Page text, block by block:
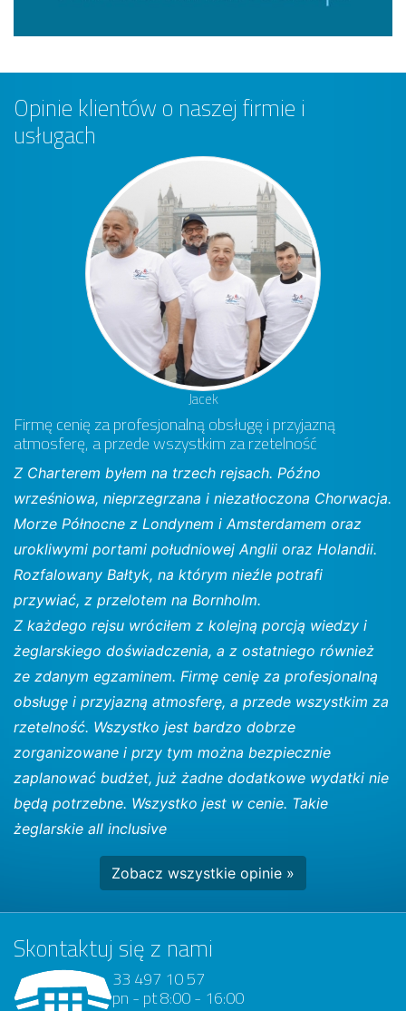
Opinie klientów o naszej firmie i
usługach
Jacek
Firmę cenię za profesjonalną obsługę i przyjazną
atmosferę, a przede wszystkim za rzetelność
Z Charterem byłem na trzech rejsach. Późno
wrześniowa, nieprzegrzana i niezatłoczona Chorwacja.
Morze Północne z Londynem i Amsterdamem oraz
urokliwymi portami południowej Anglii oraz Holandii.
Rozfalowany Bałtyk, na którym nieźle potrafi
przywiać, z przelotem na Bornholm.
Z każdego rejsu wróciłem z kolejną porcją wiedzy i
żeglarskiego doświadczenia, a z ostatniego również
ze zdanym egzaminem. Firmę cenię za profesjonalną
obsługę i przyjazną atmosferę, a przede wszystkim za
rzetelność. Wszystko jest bardzo dobrze
zorganizowane i przy tym można bezpiecznie
zaplanować budżet, już żadne dodatkowe wydatki nie
będą potrzebne. Wszystko jest w cenie. Takie
żeglarskie all inclusive
Zobacz wszystkie opinie »
Skontaktuj się z nami
33 497 10 57
pn - pt 8:00 - 16:00